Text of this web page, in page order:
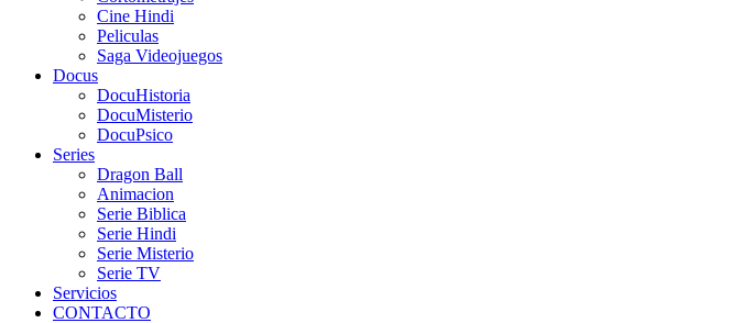
Cine Hindi
Peliculas
Saga Videojuegos
Docus
DocuHistoria
DocuMisterio
DocuPsico
Series
Dragon Ball
Animacion
Serie Biblica
Serie Hindi
Serie Misterio
Serie TV
Servicios
CONTACTO